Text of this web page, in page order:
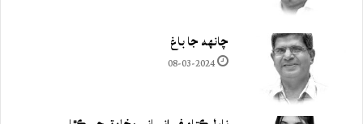
چانهه جا باغ
08-03-2024